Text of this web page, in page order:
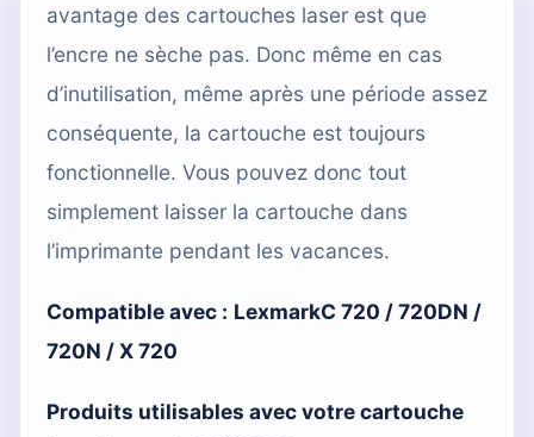
avantage des cartouches laser est que
l’encre ne sèche pas. Donc même en cas
d’inutilisation, même après une période assez
conséquente, la cartouche est toujours
fonctionnelle. Vous pouvez donc tout
simplement laisser la cartouche dans
l’imprimante pendant les vacances.
Compatible avec : LexmarkC 720 / 720DN /
720N / X 720
Produits utilisables avec votre cartouche